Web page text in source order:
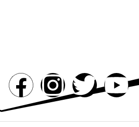
PUBLICAÇÕES MÍDIA